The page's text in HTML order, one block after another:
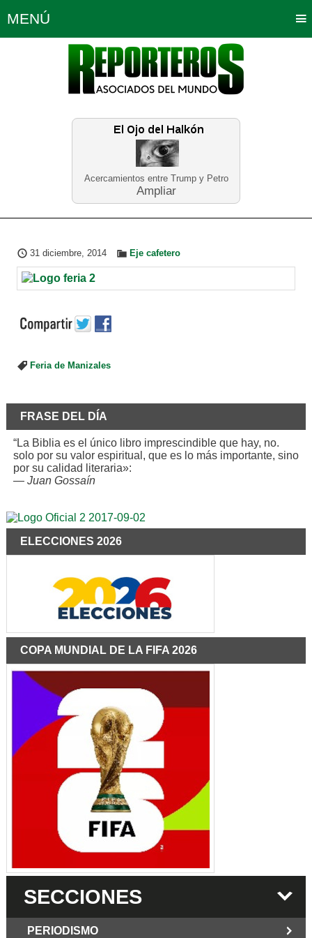
Acercamientos entre Trump y Petro
Ampliar
MENÚ
Política Opinión Bogotá
Planeta Tierra Deportes
Educación Neira
31 diciembre, 2014 Eje cafetero
Feria de Manizales
FRASE DEL DÍA
“La Biblia es el único libro imprescindible que hay, no.
solo por su valor espiritual, que es lo más importante, sino
por su calidad literaria»:
— Juan Gossaín
ELECCIONES 2026
COPA MUNDIAL DE LA FIFA 2026
SECCIONES
PERIODISMO